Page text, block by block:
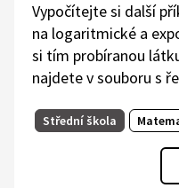
Vypočítejte si další
na logaritmické a
si tím probíranou
najdete v souboru s
Střední škola